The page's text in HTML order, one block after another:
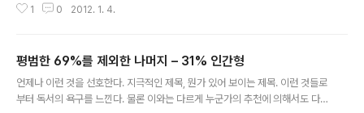
촘스키는 이름만 들어봤지 뭐하는 사람인지 전혀 몰랐다. 이 사람을 단지 언어
현재 상황과 크게 다르지 않다. 오히려 그가 우려했던 것들이 현실이 되어 가고
있다. 이 시대의 지식인들은 뭘 하고 있는걸까. 빅픽처 - 더글라스 케네디 / 조동
섭 역 - 밝은세상 하고싶은 것을 할 시간은 있지만 그걸 할 돈이 없고, 돈을..
1 0 2012. 1. 4.
평범한 69%를 제외한 나머지 – 31% 인간형
언제나 이런 것을 선호한다. 지극적인 제목, 뭔가 있어 보이는 제목. 이런 것들로
부터 독서의 욕구를 느낀다. 물론 이와는 다르게 누군가의 추천에 의해서도 다